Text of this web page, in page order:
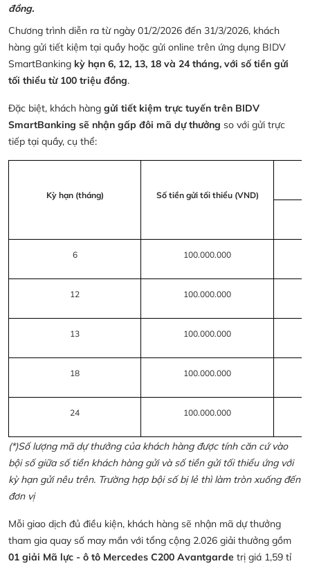
đồng.
Chương trình diễn ra từ ngày 01/2/2026 đến 31/3/2026, khách
hàng gửi tiết kiệm tại quầy hoặc gửi online trên ứng dụng BIDV
SmartBanking kỳ hạn 6, 12, 13, 18 và 24 tháng, với số tiền gửi
tối thiểu từ 100 triệu đồng.
Đặc biệt, khách hàng gửi tiết kiệm trực tuyến trên BIDV
SmartBanking sẽ nhận gấp đôi mã dự thưởng so với gửi trực
tiếp tại quầy, cụ thể:
Kỳ hạn (tháng) Số tiền gửi tối thiểu (VND)
6 100.000.000
12 100.000.000
13 100.000.000
18 100.000.000
24 100.000.000
(*)Số lượng mã dự thưởng của khách hàng được tính căn cứ vào
bội số giữa số tiền khách hàng gửi và số tiền gửi tối thiểu ứng với
kỳ hạn gửi nêu trên. Trường hợp bội số bị lẻ thì làm tròn xuống đến
đơn vị
Mỗi giao dịch đủ điều kiện, khách hàng sẽ nhận mã dự thưởng
tham gia quay số may mắn với tổng cộng 2.026 giải thưởng gồm
01 giải Mã lực - ô tô Mercedes C200 Avantgarde trị giá 1,59 tỉ